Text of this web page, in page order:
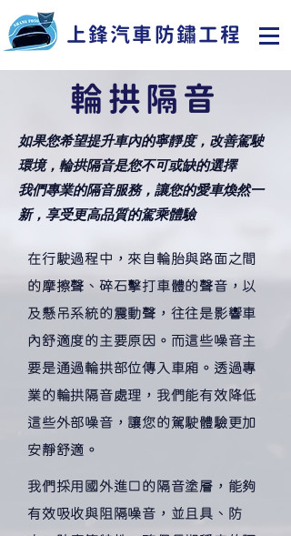
彰化 上鋒汽車防鏽工程
輪拱隔音
如果您希望提升車內的寧靜度，改善駕駛
環境，輪拱隔音是您不可或缺的選擇
我們專業的隔音服務，讓您的愛車煥然一
新，享受更高品質的駕乘體驗
在行駛過程中，來自輪胎與路面之間
的摩擦聲、碎石擊打車體的聲音，以
及懸吊系統的震動聲，往往是影響車
內舒適度的主要原因。而這些噪音主
要是通過輪拱部位傳入車廂。透過專
業的輪拱隔音處理，我們能有效降低
這些外部噪音，讓您的駕駛體驗更加
安靜舒適。
​我們採用國外進口的隔音塗層，能夠
有效吸收與阻隔噪音，並且具、防